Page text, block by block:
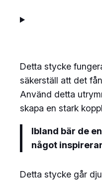
Detta stycke
säkerställ att det
Använd detta
skapa en stark
Ibland bär de
något
Detta stycke går